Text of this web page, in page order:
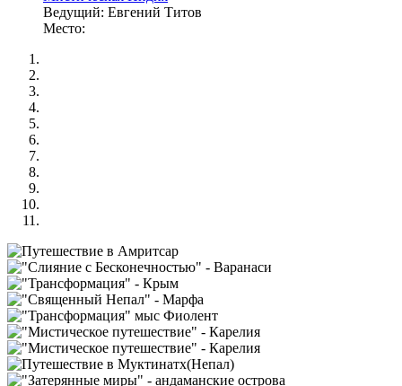
Ведущий: Евгений Титов
Место: